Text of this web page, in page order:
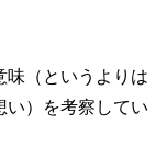
味（というよりは
い）を考察してい